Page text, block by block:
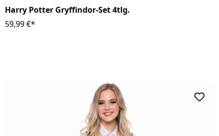
Harry Potter Gryffindor-Set 4tlg.
59,99 €*